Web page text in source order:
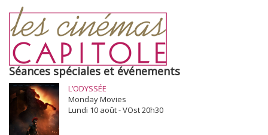
Séances spéciales et événements
L’ODYSSÉE
Monday Movies
Lundi 10 août - VOst 20h30